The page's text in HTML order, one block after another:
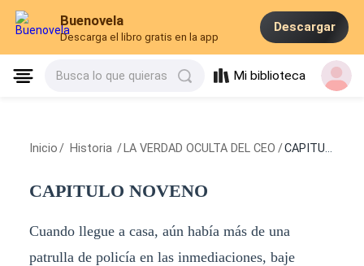
Buenovela
Descarga el libro gratis en la app
Descargar
Busca lo que quieras Mi biblioteca
Inicio / Historia / LA VERDAD OCULTA DEL CEO /CAPITULO NOVENO
CAPITULO NOVENO
Cuando llegue a casa, aún había más de una
patrulla de policía en las inmediaciones, baje